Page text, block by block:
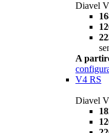
Diavel
A
V4 RS
Diavel